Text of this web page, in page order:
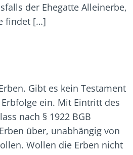
der Ehegatte Alleinerbe,
findet […]
Gibt es kein Testament
ein. Mit Eintritt des
nach § 1922 BGB
über, unabhängig von
Wollen die Erben nicht